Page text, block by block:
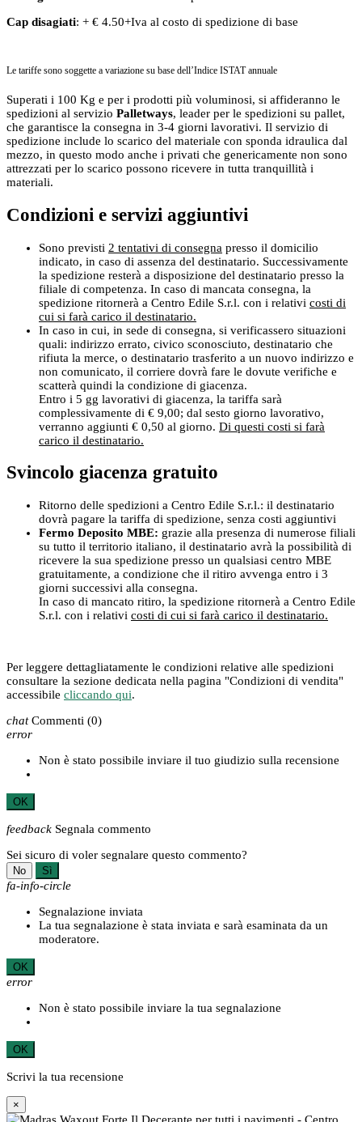
Cap disagiati: + € 4.50+Iva al costo di spedizione di base
Le tariffe sono soggette a variazione su base dell’Indice ISTAT annuale
Superati i 100 Kg e per i prodotti più voluminosi, si affideranno le
spedizioni al servizio Palletways, leader per le spedizioni su pallet,
che garantisce la consegna in 3-4 giorni lavorativi. Il servizio di
spedizione include lo scarico del materiale con sponda idraulica dal
mezzo, in questo modo anche i privati che genericamente non sono
attrezzati per lo scarico possono ricevere in tutta tranquillità i
materiali.
Condizioni e servizi aggiuntivi
Sono previsti 2 tentativi di consegna presso il domicilio
indicato, in caso di assenza del destinatario. Successivamente
la spedizione resterà a disposizione del destinatario presso la
filiale di competenza. In caso di mancata consegna, la
spedizione ritornerà a Centro Edile S.r.l. con i relativi costi di
cui si farà carico il destinatario.
In caso in cui, in sede di consegna, si verificassero situazioni
quali: indirizzo errato, civico sconosciuto, destinatario che
rifiuta la merce, o destinatario trasferito a un nuovo indirizzo e
non comunicato, il corriere dovrà fare le dovute verifiche e
scatterà quindi la condizione di giacenza.
Entro i 5 gg lavorativi di giacenza, la tariffa sarà
complessivamente di € 9,00; dal sesto giorno lavorativo,
verranno aggiunti € 0,50 al giorno. Di questi costi si farà
carico il destinatario.
Svincolo giacenza gratuito
Ritorno delle spedizioni a Centro Edile S.r.l.: il destinatario
dovrà pagare la tariffa di spedizione, senza costi aggiuntivi
Fermo Deposito MBE: grazie alla presenza di numerose filiali
su tutto il territorio italiano, il destinatario avrà la possibilità di
ricevere la sua spedizione presso un qualsiasi centro MBE
gratuitamente, a condizione che il ritiro avvenga entro i 3
giorni successivi alla consegna.
In caso di mancato ritiro, la spedizione ritornerà a Centro Edile
S.r.l. con i relativi costi di cui si farà carico il destinatario.
Per leggere dettagliatamente le condizioni relative alle spedizioni
consultare la sezione dedicata nella pagina "Condizioni di vendita"
accessibile cliccando qui.
chat Commenti (0)
error
Non è stato possibile inviare il tuo giudizio sulla recensione
OK
feedback Segnala commento
Sei sicuro di voler segnalare questo commento?
No Sì
fa-info-circle
Segnalazione inviata
La tua segnalazione è stata inviata e sarà esaminata da un
moderatore.
OK
error
Non è stato possibile inviare la tua segnalazione
OK
Scrivi la tua recensione
×